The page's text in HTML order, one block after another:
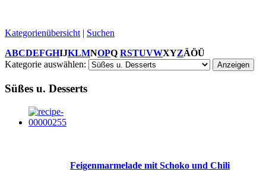
Kategorienübersicht | Suchen
ABCDEFGHIJKLMNOPQ RSTUVWXYZÄÖÜ
Kategorie auswählen:
Süßes u. Desserts
Feigenmarmelade mit Schoko und Chili